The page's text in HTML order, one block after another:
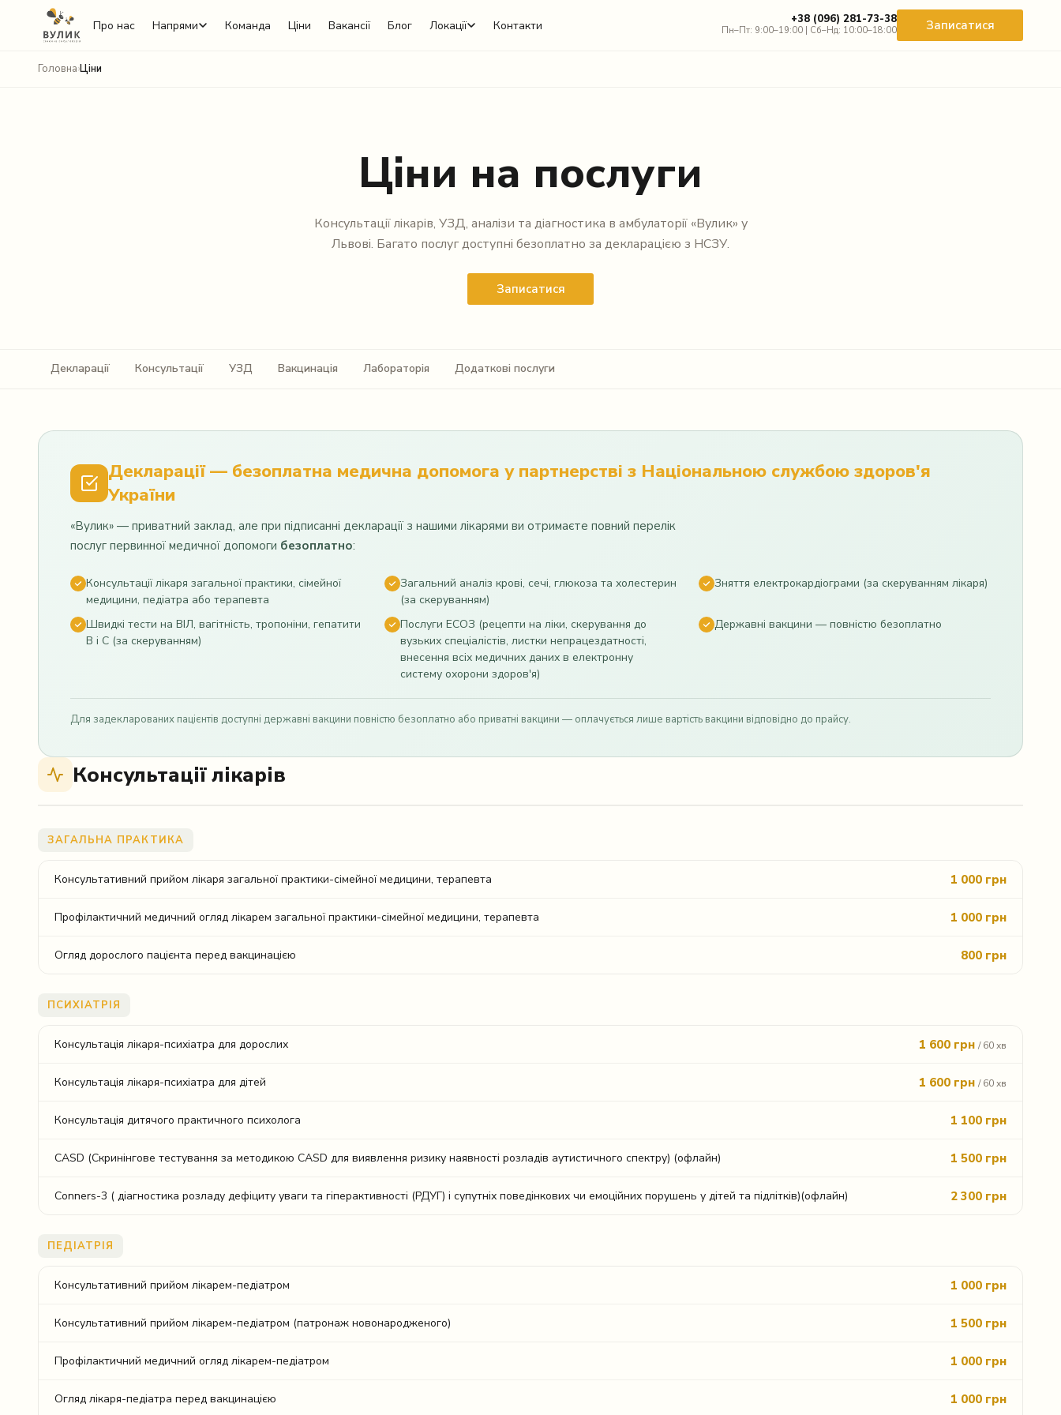
Про нас Напрями Команда Ціни Вакансії Блог Локації Контакти +38 (096) 281-73-38
Пн–Пт: 9:00–19:00 | Сб–Нд: 10:00–18:00 Записатися
Головна›Ціни
Ціни на послуги
Консультації лікарів, УЗД, аналізи та діагностика в амбулаторії «Вулик» у
Львові. Багато послуг доступні безоплатно за декларацією з НСЗУ.
Записатися
Декларації Консультації УЗД Вакцинація Лабораторія Додаткові послуги
Декларації — безоплатна медична допомога у партнерстві з Національною службою здоров'я
України
«Вулик» — приватний заклад, але при підписанні декларації з нашими лікарями ви отримаєте повний перелік
послуг первинної медичної допомоги безоплатно:
Консультації лікаря загальної практики, сімейної
медицини, педіатра або терапевта
Загальний аналіз крові, сечі, глюкоза та холестерин
(за скеруванням)
Зняття електрокардіограми (за скеруванням лікаря)
Швидкі тести на ВІЛ, вагітність, тропоніни, гепатити
В і С (за скеруванням)
Послуги ЕСОЗ (рецепти на ліки, скерування до
вузьких спеціалістів, листки непрацездатності,
внесення всіх медичних даних в електронну
систему охорони здоров'я)
Державні вакцини — повністю безоплатно
Для задекларованих пацієнтів доступні державні вакцини повністю безоплатно або приватні вакцини — оплачується лише вартість вакцини відповідно до прайсу.
Консультації лікарів
ЗАГАЛЬНА ПРАКТИКА
Консультативний прийом лікаря загальної практики-сімейної медицини, терапевта 1 000 грн
Профілактичний медичний огляд лікарем загальної практики-сімейної медицини, терапевта 1 000 грн
Огляд дорослого пацієнта перед вакцинацією 800 грн
ПСИХІАТРІЯ
Консультація лікаря-психіатра для дорослих 1 600 грн / 60 хв
Консультація лікаря-психіатра для дітей 1 600 грн / 60 хв
Консультація дитячого практичного психолога 1 100 грн
CASD (Скринінгове тестування за методикою CASD для виявлення ризику наявності розладів аутистичного спектру) (офлайн) 1 500 грн
Conners-3 ( діагностика розладу дефіциту уваги та гіперактивності (РДУГ) і супутніх поведінкових чи емоційних порушень у дітей та підлітків)(офлайн) 2 300 грн
ПЕДІАТРІЯ
Консультативний прийом лікарем-педіатром 1 000 грн
Консультативний прийом лікарем-педіатром (патронаж новонародженого) 1 500 грн
Профілактичний медичний огляд лікарем-педіатром 1 000 грн
Огляд лікаря-педіатра перед вакцинацією 1 000 грн
Instagram